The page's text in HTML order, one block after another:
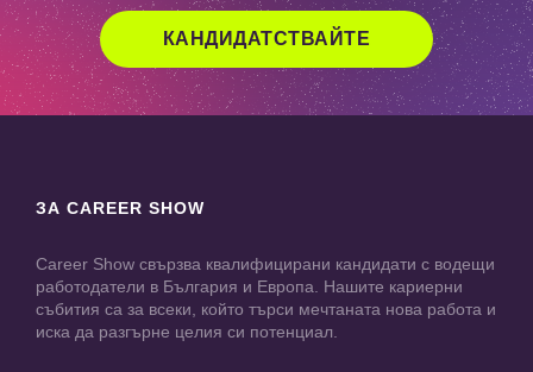
КАНДИДАТСТВАЙТЕ
ЗА CAREER SHOW
Career Show свързва квалифицирани кандидати с водещи
работодатели в България и Европа. Нашите кариерни
събития са за всеки, който търси мечтаната нова работа и
иска да разгърне целия си потенциал.